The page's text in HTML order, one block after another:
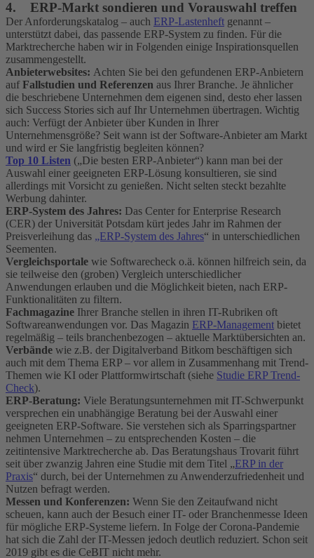
4. ERP-Markt sondieren und Vorauswahl treffen
Der Anforderungskatalog – auch ERP-Lastenheft genannt –
unterstützt dabei, das passende ERP-System zu finden. Für die
Marktrecherche haben wir in Folgenden einige Inspirationsquellen
zusammengestellt.
Anbieterwebsites: Achten Sie bei den gefundenen ERP-Anbietern
auf Fallstudien und Referenzen aus Ihrer Branche. Je ähnlicher
die beschriebene Unternehmen dem eigenen sind, desto eher lassen
sich Success Stories sich auf Ihr Unternehmen übertragen. Wichtig
auch: Verfügt der Anbieter über Kunden in Ihrer
Unternehmensgröße? Seit wann ist der Software-Anbieter am Markt
und wird er Sie langfristig begleiten können?
Top 10 Listen („Die besten ERP-Anbieter“) kann man bei der
Auswahl einer geeigneten ERP-Lösung konsultieren, sie sind
allerdings mit Vorsicht zu genießen. Nicht selten steckt bezahlte
Werbung dahinter.
ERP-System des Jahres: Das Center for Enterprise Research
(CER) der Universität Potsdam kürt jedes Jahr im Rahmen der
Preisverleihung das „ERP-System des Jahres“ in unterschiedlichen
Seementen.
Vergleichsportale wie Softwarecheck o.ä. können hilfreich sein, da
sie teilweise den (groben) Vergleich unterschiedlicher
Anwendungen erlauben und die Möglichkeit bieten, nach ERP-
Funktionalitäten zu filtern.
Fachmagazine Ihrer Branche stellen in ihren IT-Rubriken oft
Softwareanwendungen vor. Das Magazin ERP-Management bietet
regelmäßig – teils branchenbezogen – aktuelle Marktübersichten an.
Verbände wie z.B. der Digitalverband Bitkom beschäftigen sich
auch mit dem Thema ERP – vor allem in Zusammenhang mit Trend-
Themen wie KI oder Plattformwirtschaft (siehe Studie ERP Trend-
Check).
ERP-Beratung: Viele Beratungsunternehmen mit IT-Schwerpunkt
versprechen ein unabhängige Beratung bei der Auswahl einer
geeigneten ERP-Software. Sie verstehen sich als Sparringspartner
nehmen Unternehmen – zu entsprechenden Kosten – die
zeitintensive Marktrecherche ab. Das Beratungshaus Trovarit führt
seit über zwanzig Jahren eine Studie mit dem Titel „ERP in der
Praxis“ durch, bei der Unternehmen zu Anwenderzufriedenheit und
Nutzen befragt werden.
Messen und Konferenzen: Wenn Sie den Zeitaufwand nicht
scheuen, kann auch der Besuch einer IT- oder Branchenmesse Ideen
für mögliche ERP-Systeme liefern. In Folge der Corona-Pandemie
hat sich die Zahl der IT-Messen jedoch deutlich reduziert. Schon seit
2019 gibt es die CeBIT nicht mehr.